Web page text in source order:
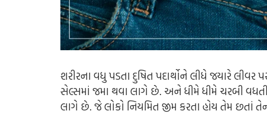
શરીરના વધુ પડતા દુષિત પદાર્થોને લીધે જયારે લીવર
સેલ્સમાં જમા થવા લાગે છે. અને ધીમે ધીમે ચરબી
લાગે છે. જે લોકો નિયમિત જીમ કરતા હોય તેમ છતાં